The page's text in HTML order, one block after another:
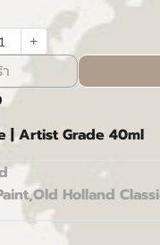
| Artist Grade 40ml
,Old Holland